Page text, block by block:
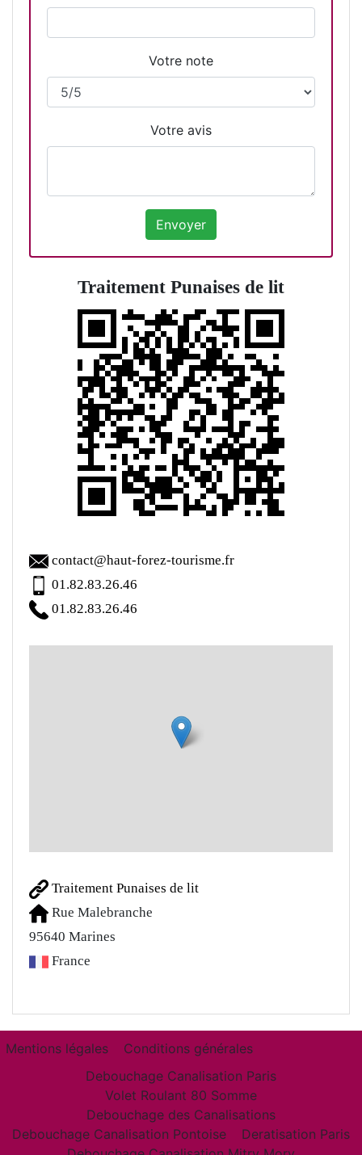
Votre note
Votre avis
Traitement Punaises de lit
contact@haut-forez-tourisme.fr
01.82.83.26.46
01.82.83.26.46
Traitement Punaises de lit
Rue Malebranche
95640 Marines
France
Mentions légales
Conditions générales
Debouchage Canalisation Paris
Volet Roulant 80 Somme
Debouchage des Canalisations
Debouchage Canalisation Pontoise
Deratisation Paris